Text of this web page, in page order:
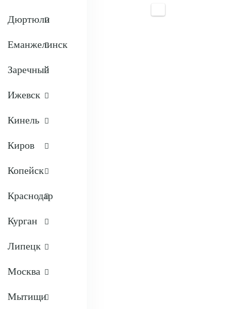
Дюртюли
Еманжелинск
Заречный
Ижевск
Кинель
Киров
Копейск
Краснодар
Курган
Липецк
Москва
Мытищи